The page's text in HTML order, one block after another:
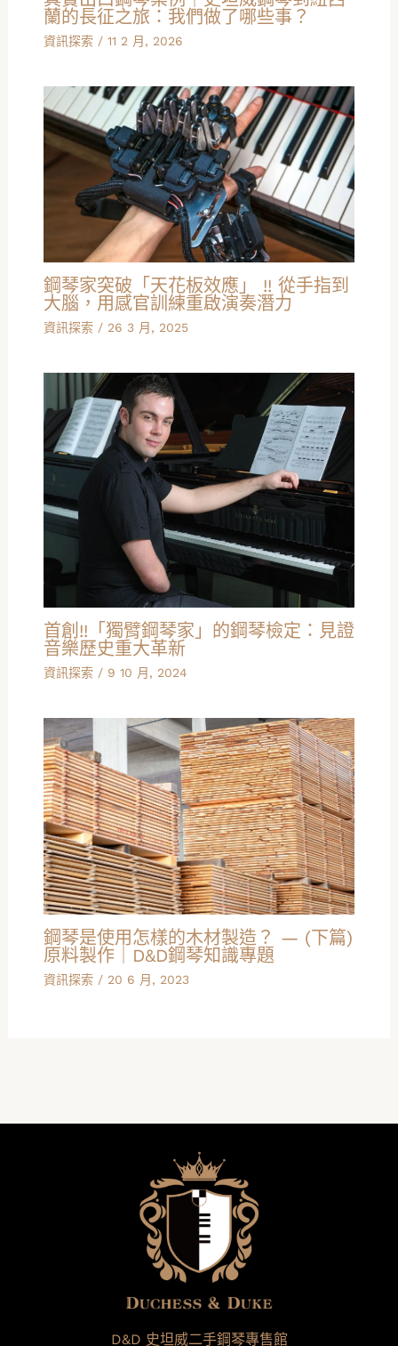
蘭的長征之旅：我們做了哪些事？
資訊探索 / 11 2 月, 2026
鋼琴家突破「天花板效應」 !! 從手指到
大腦，用感官訓練重啟演奏潛力
資訊探索 / 26 3 月, 2025
首創!!「獨臂鋼琴家」的鋼琴檢定：見證
音樂歷史重大革新
資訊探索 / 9 10 月, 2024
鋼琴是使用怎樣的木材製造？ — (下篇)
原料製作｜D&D鋼琴知識專題
資訊探索 / 20 6 月, 2023
D&D 史坦威二手鋼琴專售館